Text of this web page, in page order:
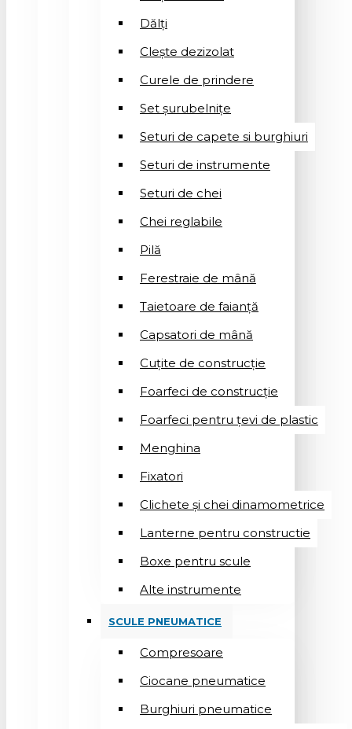
Dălți
Clește dezizolat
Curele de prindere
Set șurubelnițe
Seturi de capete si burghiuri
Seturi de instrumente
Seturi de chei
Chei reglabile
Pilă
Ferestraie de mână
Taietoare de faianță
Capsatori de mână
Cuțite de construcție
Foarfeci de construcție
Foarfeci pentru țevi de plastic
Menghina
Fixatori
Clichete și chei dinamometrice
Lanterne pentru constructie
Boxe pentru scule
Alte instrumente
SCULE PNEUMATICE
Compresoare
Ciocane pneumatice
Burghiuri pneumatice